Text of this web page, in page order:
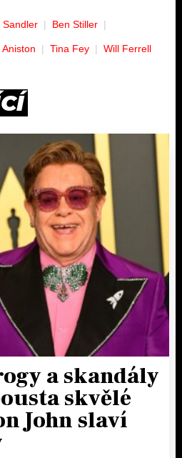
Sandler Ben Stiller
Tina Fey Will Ferrell
a skandály
skvělé
John slaví